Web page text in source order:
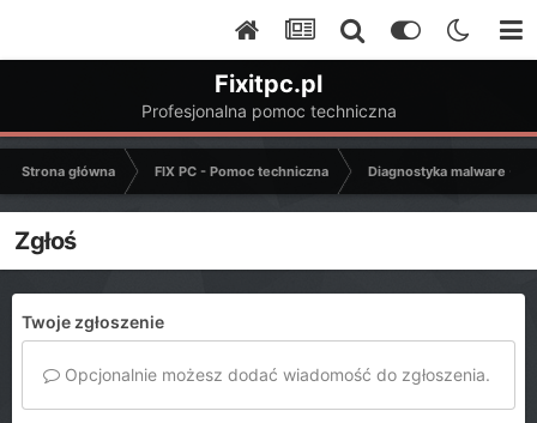
Fixitpc.pl
Profesjonalna pomoc techniczna
Strona główna FIX PC - Pomoc techniczna Diagnostyka malware -
Zgłoś
Twoje zgłoszenie
Opcjonalnie możesz dodać wiadomość do zgłoszenia.